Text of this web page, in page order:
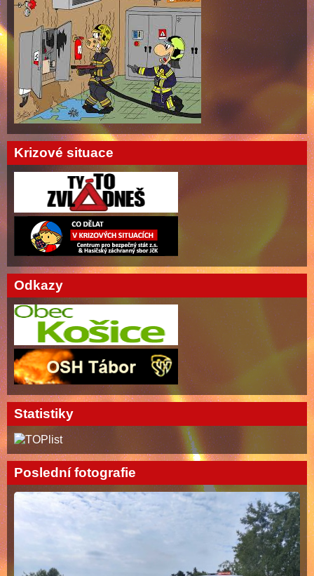
Krizové situace
Odkazy
Statistiky
Poslední fotografie